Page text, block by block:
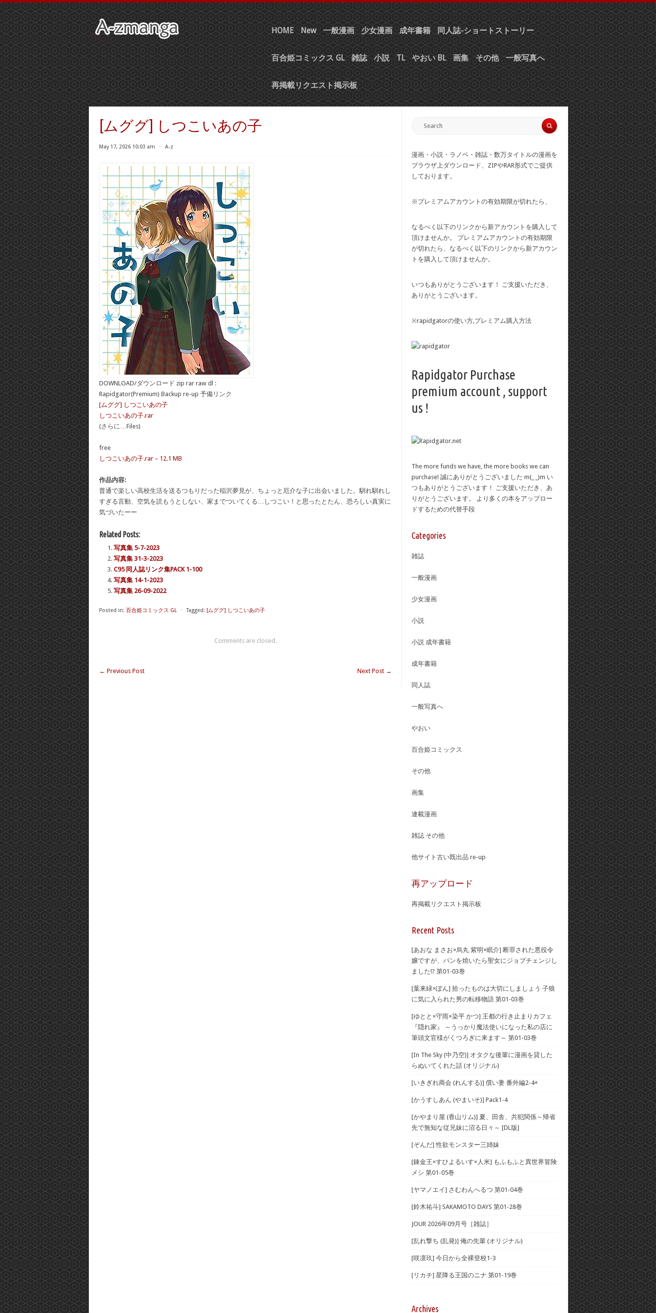
HOME New 一般漫画 少女漫画 成年書籍 同人誌-ショートストーリー
百合姫コミックス GL 雑誌 小説 TL やおい BL 画集 その他 一般写真へ
再掲載リクエスト掲示板
[ムググ] しつこいあの子
May 17, 2026 10:03 am ⋅ A-z
DOWNLOAD/ダウンロード zip rar raw dl :
Rapidgator(Premium) Backup re-up 予備リンク
[ムググ] しつこいあの子
しつこいあの子.rar
(さらに…Files)
free
しつこいあの子.rar – 12.1 MB
作品内容:
普通で楽しい高校生活を送るつもりだった稲沢夢見が、ちょっと厄介な子に出会いました。馴れ馴れし
すぎる言動、空気を読もうとしない、家までついてくる…しつこい！と思ったとたん、恐ろしい真実に
気づいたーー
Related Posts:
写真集 5-7-2023
写真集 31-3-2023
C95 同人誌リンク集PACK 1-100
写真集 14-1-2023
写真集 26-09-2022
Posted in: 百合姫コミックス GL ⋅ Tagged: [ムググ] しつこいあの子
Comments are closed.
← Previous Post Next Post →
漫画・小説・ラノベ・雑誌・数万タイトルの漫画を
ブラウザ上ダウンロード、ZIPやRAR形式でご提供
しております。
※プレミアムアカウントの有効期限が切れたら、
なるべく以下のリンクから新アカウントを購入して
頂けませんか。 プレミアムアカウントの有効期限
が切れたら、なるべく以下のリンクから新アカウン
トを購入して頂けませんか。
いつもありがとうございます！ ご支援いただき、
ありがとうございます。
※rapidgatorの使い方,プレミアム購入方法
Rapidgator Purchase
premium account , support
us !
The more funds we have, the more books we can
purchase! 誠にありがとうございました m(_ _)m い
つもありがとうございます！ ご支援いただき、あ
りがとうございます。 より多くの本をアップロー
ドするための代替手段
Categories
雑誌
一般漫画
少女漫画
小説
小説 成年書籍
成年書籍
同人誌
一般写真へ
やおい
百合姫コミックス
その他
画集
連載漫画
雑誌 その他
他サイト古い既出品 re-up
再アップロード
再掲載リクエスト掲示板
Recent Posts
[あおな まさお×烏丸 紫明×眠介] 断罪された悪役令
嬢ですが、パンを焼いたら聖女にジョブチェンジし
ました!? 第01-03巻
[葉来緑×ぽん] 拾ったものは大切にしましょう 子狼
に気に入られた男の転移物語 第01-03巻
[ゆとと×守雨×染平 かつ] 王都の行き止まりカフェ
『隠れ家』 ～うっかり魔法使いになった私の店に
筆頭文官様がくつろぎに来ます～ 第01-03巻
[In The Sky (中乃空)] オタクな後輩に漫画を貸した
らぬいてくれた話 (オリジナル)
[いきぎれ商会 (れんする)] 償い妻 番外編2-4+
[かうすしあん (やまいそ)] Pack1-4
[かやまり屋 (香山リム)] 夏、田舎、共犯関係～帰省
先で無知な従兄妹に沼る日々～ [DL版]
[ぞんだ] 性欲モンスター三姉妹
[錬金王×すひよるいす×人米] もふもふと異世界冒険
メシ 第01-05巻
[ヤマノエイ] さむわんへるつ 第01-04巻
[鈴木祐斗] SAKAMOTO DAYS 第01-28巻
JOUR 2026年09月号［雑誌］
[乱れ撃ち (乱発)] 俺の先輩 (オリジナル)
[咲凛玖] 今日から全裸登校1-3
[リカチ] 星降る王国のニナ 第01-19巻
Archives